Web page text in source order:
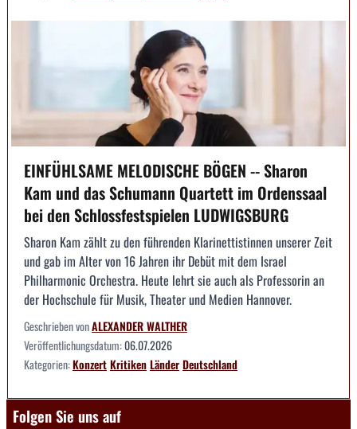
EINFÜHLSAME MELODISCHE BÖGEN -- Sharon
Kam und das Schumann Quartett im Ordenssaal
bei den Schlossfestspielen LUDWIGSBURG
Sharon Kam zählt zu den führenden Klarinettistinnen unserer Zeit
und gab im Alter von 16 Jahren ihr Debüt mit dem Israel
Philharmonic Orchestra. Heute lehrt sie auch als Professorin an
der Hochschule für Musik, Theater und Medien Hannover.
Geschrieben vonALEXANDER WALTHER
Veröffentlichungsdatum:06.07.2026
Kategorien:KonzertKritikenLänderDeutschland
Folgen Sie uns auf